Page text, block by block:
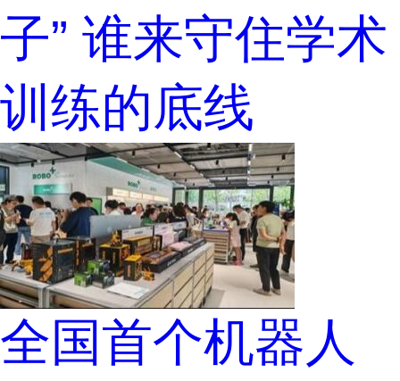
子” 谁来守住学术
训练的底线
全国首个机器人